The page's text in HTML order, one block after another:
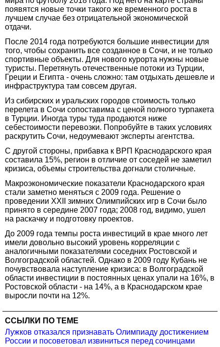
появятся новые точки такого же временного роста в
лучшем случае без отрицательной экономической
отдачи.
После 2014 года потребуются большие инвестиции для
того, чтобы сохранить все созданное в Сочи, и не только
спортивные объекты. Для нового курорта нужны новые
туристы. Перетянуть отечественные потоки из Турции,
Греции и Египта - очень сложно: там отдыхать дешевле и
инфраструктура там совсем другая.
Из сибирских и уральских городов стоимость только
перелета в Сочи сопоставима с ценой полного турпакета
в Турции. Иногда туры туда продаются ниже
себестоимости перевозки. Попробуйте в таких условиях
раскрутить Сочи, недоумевают эксперты агентства.
С другой стороны, прибавка к ВРП Краснодарского края
составила 15%, регион в отличие от соседей не заметил
кризиса, объемы строительства догнали столичные.
Макроэкономические показатели Краснодарского края
стали заметно меняться с 2009 года. Решение о
проведении XXII зимних Олимпийских игр в Сочи было
принято в середине 2007 года; 2008 год, видимо, ушел
на раскачку и подготовку проектов.
До 2009 года темпы роста инвестиций в крае много лет
имели довольно высокий уровень корреляции с
аналогичными показателями соседних Ростовской и
Волгоградской областей. Однако в 2009 году Кубань не
почувствовала наступление кризиса: в Волгоградской
области инвестиции в постоянных ценах упали на 16%, в
Ростовской области - на 14%, а в Краснодарском крае
выросли почти на 12%.
ССЫЛКИ ПО ТЕМЕ
Лужков отказался признавать Олимпиаду достижением
России и посоветовал извиниться перед сочинцами